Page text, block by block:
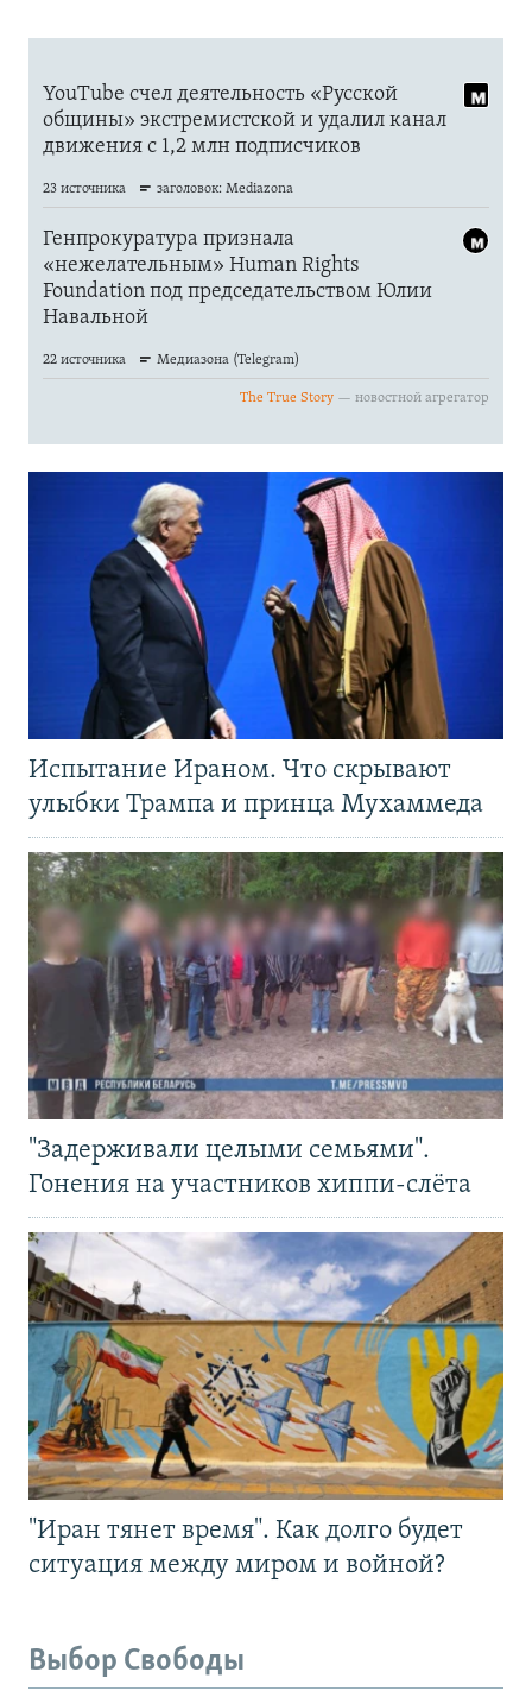
Испытание Ираном. Что скрывают
улыбки Трампа и принца Мухаммеда
"Задерживали целыми семьями".
Гонения на участников хиппи-слёта
"Иран тянет время". Как долго будет
ситуация между миром и войной?
Выбор Свободы